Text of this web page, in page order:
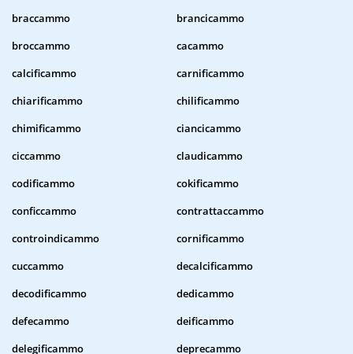
braccammo
brancicammo
broccammo
cacammo
calcificammo
carnificammo
chiarificammo
chilificammo
chimificammo
ciancicammo
ciccammo
claudicammo
codificammo
cokificammo
conficcammo
contrattaccammo
controindicammo
cornificammo
cuccammo
decalcificammo
decodificammo
dedicammo
defecammo
deificammo
delegificammo
deprecammo